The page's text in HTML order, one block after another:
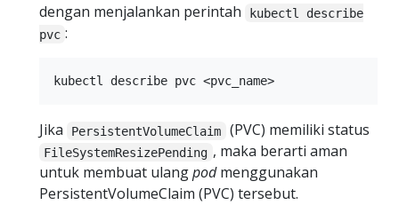
dengan menjalankan perintah
kubectl describe
pvc :
Jika PersistentVolumeClaim (PVC) memiliki status
FileSystemResizePending , maka berarti aman
untuk membuat ulangpodmenggunakan
PersistentVolumeClaim (PVC) tersebut.